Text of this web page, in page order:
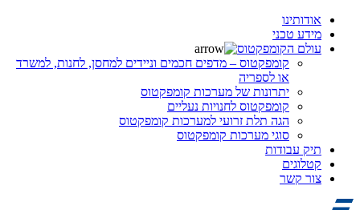
אודותינו
מידע טכני
עולם הקומפקטוס
קומפקטוס – מדפים חכמים וניידים למחסן, לחנות, למשרד
או לספריה
יתרונות של מערכות קומפקטוס
קומפקטוס לחנויות נעליים
הגה תלת זרועי למערכות קומפקטוס
סוגי מערכות קומפקטוס
תיק עבודות
קטלוגים
צור קשר